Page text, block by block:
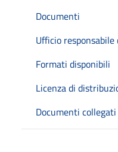
Documenti
Ufficio
Formati disponibili
Licenza di
Documenti collegati